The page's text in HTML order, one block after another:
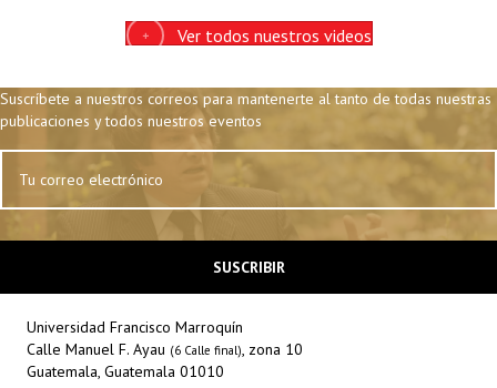
Ver todos nuestros videos
Suscríbete a nuestros correos para mantenerte al tanto de todas nuestras
publicaciones y todos nuestros eventos
Universidad Francisco Marroquín
Calle Manuel F. Ayau (6 Calle final), zona 10
Guatemala, Guatemala 01010